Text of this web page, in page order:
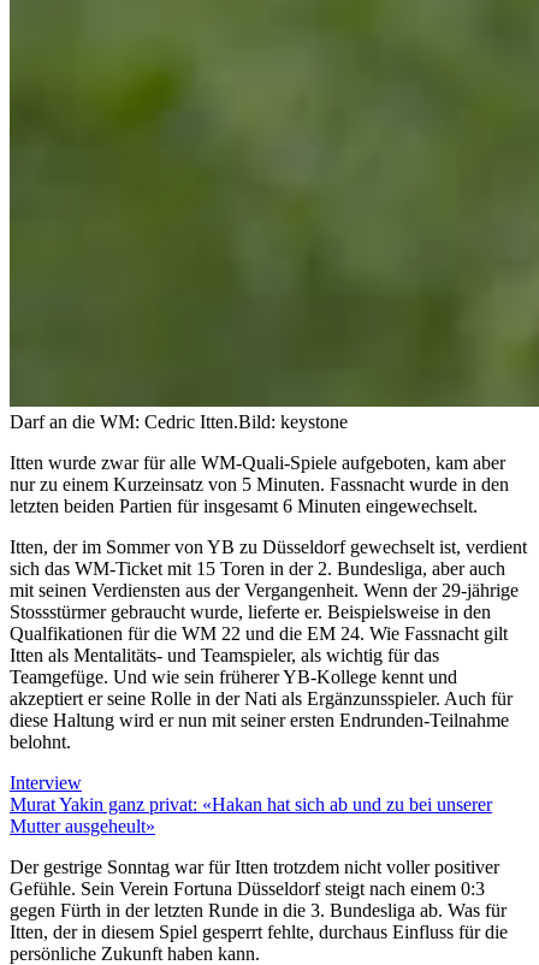
Darf an die WM: Cedric Itten.Bild: keystone
Itten wurde zwar für alle WM-Quali-Spiele aufgeboten, kam aber
nur zu einem Kurzeinsatz von 5 Minuten. Fassnacht wurde in den
letzten beiden Partien für insgesamt 6 Minuten eingewechselt.
Itten, der im Sommer von YB zu Düsseldorf gewechselt ist, verdient
sich das WM-Ticket mit 15 Toren in der 2. Bundesliga, aber auch
mit seinen Verdiensten aus der Vergangenheit. Wenn der 29-jährige
Stossstürmer gebraucht wurde, lieferte er. Beispielsweise in den
Qualfikationen für die WM 22 und die EM 24. Wie Fassnacht gilt
Itten als Mentalitäts- und Teamspieler, als wichtig für das
Teamgefüge. Und wie sein früherer YB-Kollege kennt und
akzeptiert er seine Rolle in der Nati als Ergänzunsspieler. Auch für
diese Haltung wird er nun mit seiner ersten Endrunden-Teilnahme
belohnt.
Interview
Murat Yakin ganz privat: «Hakan hat sich ab und zu bei unserer
Mutter ausgeheult»
Der gestrige Sonntag war für Itten trotzdem nicht voller positiver
Gefühle. Sein Verein Fortuna Düsseldorf steigt nach einem 0:3
gegen Fürth in der letzten Runde in die 3. Bundesliga ab. Was für
Itten, der in diesem Spiel gesperrt fehlte, durchaus Einfluss für die
persönliche Zukunft haben kann.